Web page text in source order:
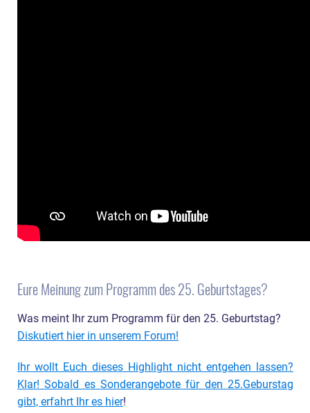
Eure Meinung zum Programm des 25. Geburtstages?
Was meint Ihr zum Programm für den 25. Geburtstag?
Diskutiert hier in unserem Forum!
Ihr wollt Euch dieses Highlight nicht entgehen lassen?
Klar! Sobald es Sonderangebote für den 25.Geburstag
gibt, erfahrt Ihr es hier!